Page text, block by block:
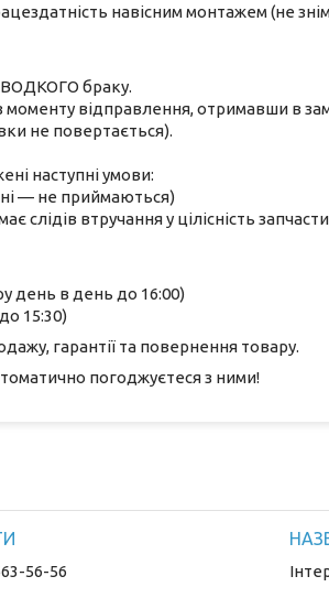
навісним монтажем (не
браку.
відправлення, отримавши в
не повертається).
наступні умови:
— не приймаються)
втручання у цілісність
день в день до 16:00)
15:30)
гарантії та повернення товару.
погоджуєтеся з ними!
56-56